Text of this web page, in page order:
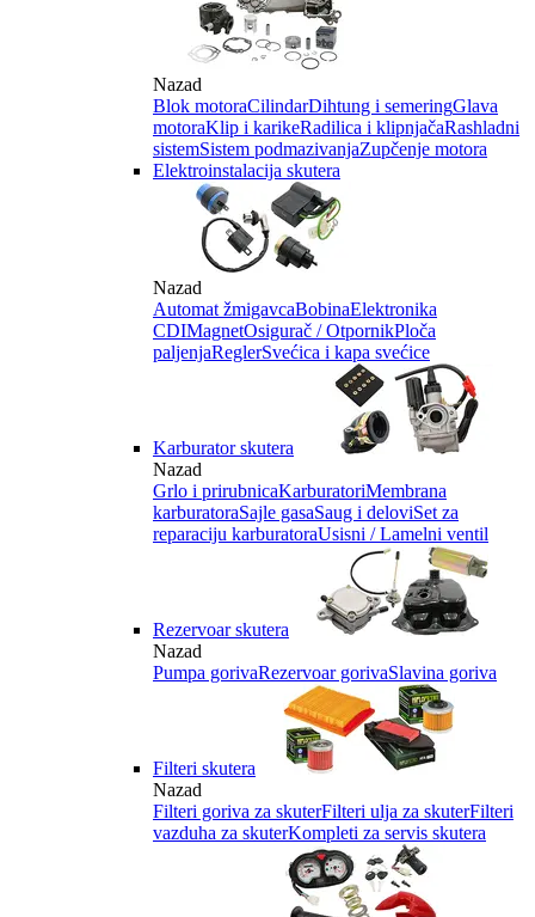
Nazad
Blok motoraCilindarDihtung i semeringGlava
motoraKlip i karikeRadilica i klipnjačaRashladni
sistemSistem podmazivanjaZupčenje motora
Elektroinstalacija skutera
Nazad
Automat žmigavcaBobinaElektronika
CDIMagnetOsigurač / OtpornikPloča
paljenjaReglerSvećica i kapa svećice
Karburator skutera
Nazad
Grlo i prirubnicaKarburatoriMembrana
karburatoraSajle gasaSaug i deloviSet za
reparaciju karburatoraUsisni / Lamelni ventil
Rezervoar skutera
Nazad
Pumpa gorivaRezervoar gorivaSlavina goriva
Filteri skutera
Nazad
Filteri goriva za skuterFilteri ulja za skuterFilteri
vazduha za skuterKompleti za servis skutera